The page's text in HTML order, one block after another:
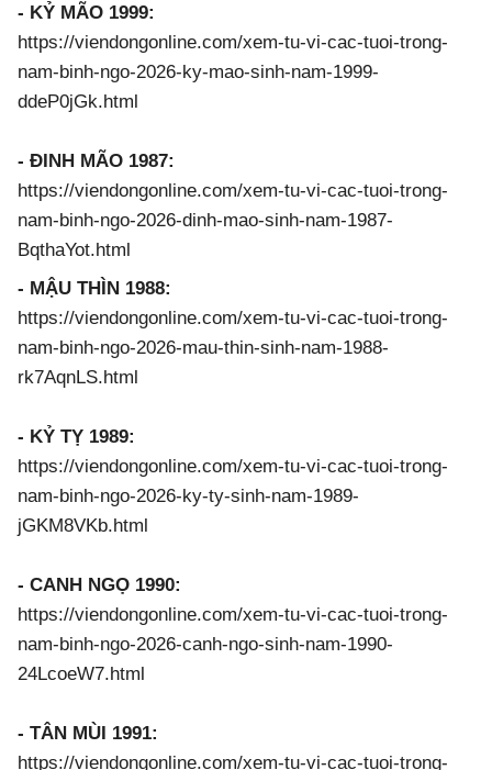
- KỶ MÃO 1999:
https://viendongonline.com/xem-tu-vi-cac-tuoi-trong-
nam-binh-ngo-2026-ky-mao-sinh-nam-1999-
ddeP0jGk.html
- ĐINH MÃO 1987:
https://viendongonline.com/xem-tu-vi-cac-tuoi-trong-
nam-binh-ngo-2026-dinh-mao-sinh-nam-1987-
BqthaYot.html
- MẬU THÌN 1988:
https://viendongonline.com/xem-tu-vi-cac-tuoi-trong-
nam-binh-ngo-2026-mau-thin-sinh-nam-1988-
rk7AqnLS.html
- KỶ TỴ 1989:
https://viendongonline.com/xem-tu-vi-cac-tuoi-trong-
nam-binh-ngo-2026-ky-ty-sinh-nam-1989-
jGKM8VKb.html
- CANH NGỌ 1990:
https://viendongonline.com/xem-tu-vi-cac-tuoi-trong-
nam-binh-ngo-2026-canh-ngo-sinh-nam-1990-
24LcoeW7.html
- TÂN MÙI 1991:
https://viendongonline.com/xem-tu-vi-cac-tuoi-trong-